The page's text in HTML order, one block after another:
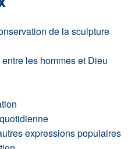
de la sculpture
les hommes et Dieu
expressions populaires